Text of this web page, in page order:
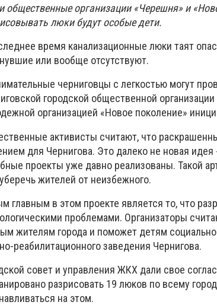
общественные организации «Черешня» и
люки будут особые дети.
время канализационные люки таят
или вообще отсутствуют.
черниговцы с легкостью могут
городской общественной
организацией «Новое поколение»
активисты считают, что
для Чернигова. Это далеко не новая идея
проекты уже давно реализованы. Такой
жителей от неизбежного.
главным в этом проекте является то, что
проблемами. Организаторы
жителям города и поможет детям
реабилитационного заведения Чернигова.
совет и управления ЖКХ дали свое
разрисовать 19 люков по всему
на этом.